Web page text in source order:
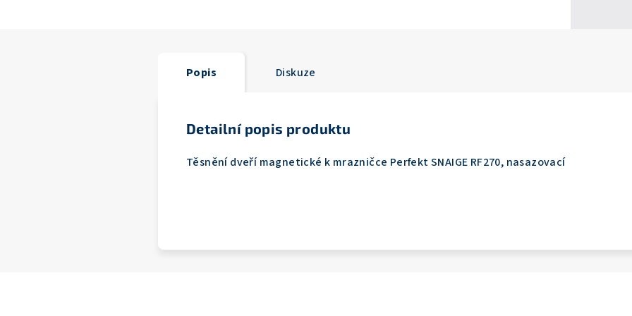
Popis Diskuze
Detailní popis produktu
Těsnění dveří magnetické k mrazničce Perfekt SNAIGE RF270, nasazovací